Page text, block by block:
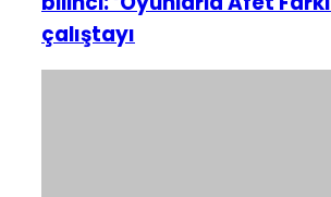
çalıştayı